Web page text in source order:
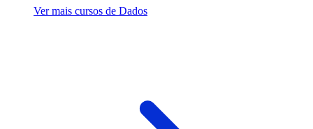
Ver mais cursos de Dados